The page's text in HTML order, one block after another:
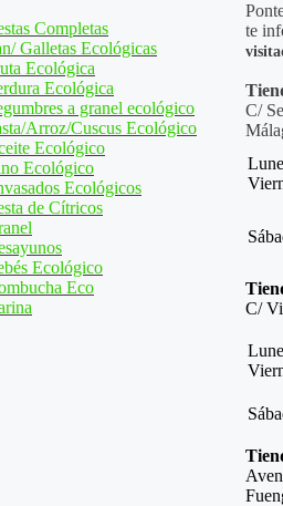
Completas
Galletas Ecológicas
Ecológica
Ecológica
a granel ecológico
Arroz/Cuscus Ecológico
Ecológico
Ecológico
Ecológicos
de Cítricos
Ecológico
Eco
te
C/
C/